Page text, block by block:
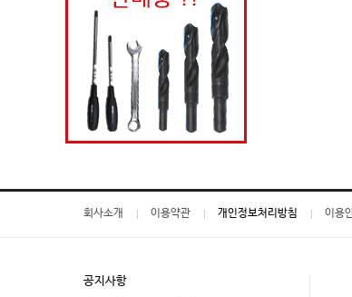
회사소개 이용약관 개인정보처리방침 이용
공지사항